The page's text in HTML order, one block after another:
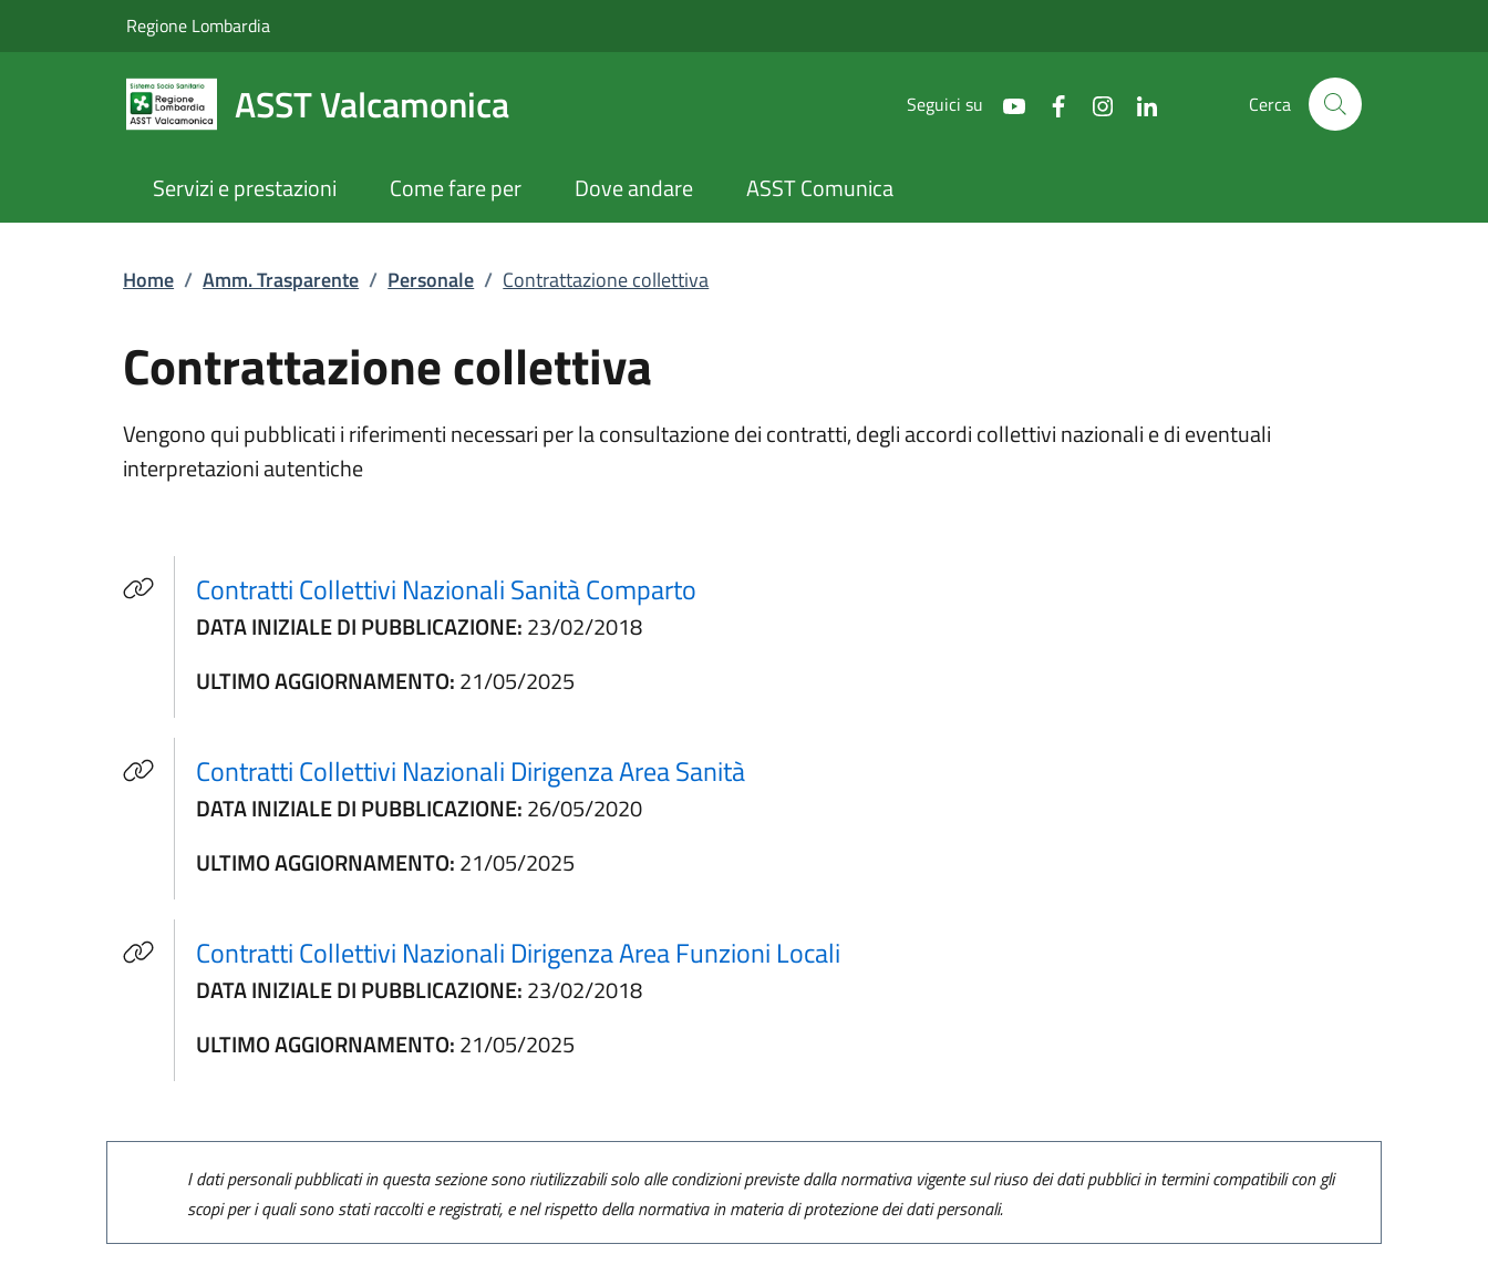
Vai al contenuto principale
Contrattazione collettiva | Personale | Amm. Trasparente |
Regione Lombardia(apre in un'altra scheda).
ASST Valcamonica Seguici su Cerca
Servizi e prestazioni Come fare per Dove andare ASST Comunica
Home / Amm. Trasparente / Personale / Contrattazione collettiva
Contrattazione collettiva
Vengono qui pubblicati i riferimenti necessari per la consultazione dei contratti, degli accordi collettivi nazionali e di eventuali
interpretazioni autentiche
Contratti Collettivi Nazionali Sanità Comparto(apre in un'altra scheda).
DATA INIZIALE DI PUBBLICAZIONE:23/02/2018
ULTIMO AGGIORNAMENTO:21/05/2025
Contratti Collettivi Nazionali Dirigenza Area Sanità(apre in un'altra scheda).
DATA INIZIALE DI PUBBLICAZIONE:26/05/2020
ULTIMO AGGIORNAMENTO:21/05/2025
Contratti Collettivi Nazionali Dirigenza Area Funzioni Locali(apre in un'altra scheda).
DATA INIZIALE DI PUBBLICAZIONE:23/02/2018
ULTIMO AGGIORNAMENTO:21/05/2025
I dati personali pubblicati in questa sezione sono riutilizzabili solo alle condizioni previste dalla normativa vigente sul riuso dei dati pubblici in termini compatibili con gli
scopi per i quali sono stati raccolti e registrati, e nel rispetto della normativa in materia di protezione dei dati personali.